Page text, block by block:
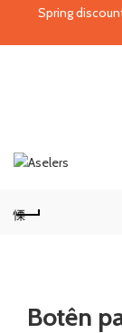
Botên
Spring